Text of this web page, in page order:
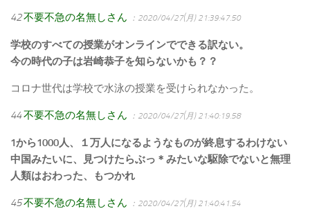
42不要不急の名無しさん ：2020/04/27(月) 21:39:47.50
学校のすべての授業がオンラインでできる訳ない。
今の時代の子は岩崎恭子を知らないかも？？
コロナ世代は学校で水泳の授業を受けられなかった。
44不要不急の名無しさん ：2020/04/27(月) 21:40:19.58
1から1000人、１万人になるようなものが終息するわけない
中国みたいに、見つけたらぶっ＊みたいな駆除でないと無理
人類はおわった、もつかれ
45不要不急の名無しさん ：2020/04/27(月) 21:40:41.54